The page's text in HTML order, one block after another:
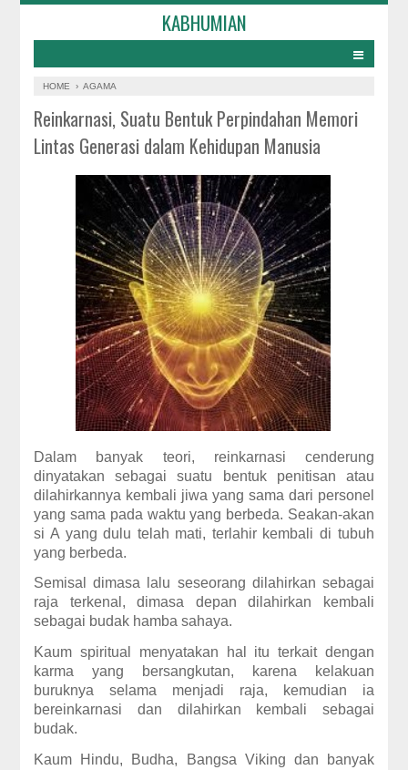
KABHUMIAN
HOME ›AGAMA
Reinkarnasi, Suatu Bentuk Perpindahan Memori
Lintas Generasi dalam Kehidupan Manusia
Dalam banyak teori, reinkarnasi cenderung
dinyatakan sebagai suatu bentuk penitisan atau
dilahirkannya kembali jiwa yang sama dari personel
yang sama pada waktu yang berbeda. Seakan-akan
si A yang dulu telah mati, terlahir kembali di tubuh
yang berbeda.
Semisal dimasa lalu seseorang dilahirkan sebagai
raja terkenal, dimasa depan dilahirkan kembali
sebagai budak hamba sahaya.
Kaum spiritual menyatakan hal itu terkait dengan
karma yang bersangkutan, karena kelakuan
buruknya selama menjadi raja, kemudian ia
bereinkarnasi dan dilahirkan kembali sebagai
budak.
Kaum Hindu, Budha, Bangsa Viking dan banyak